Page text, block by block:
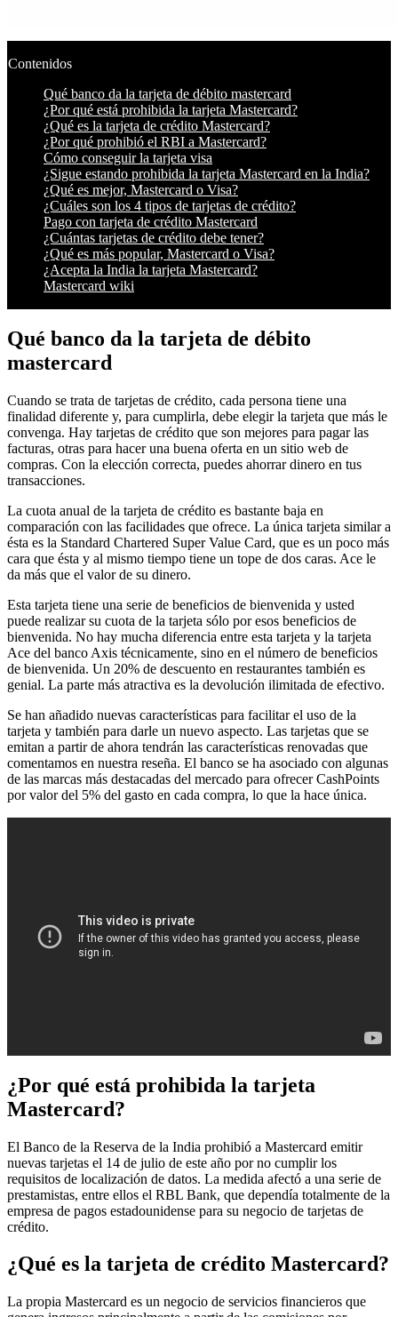
Contenidos
Qué banco da la tarjeta de débito mastercard
¿Por qué está prohibida la tarjeta Mastercard?
¿Qué es la tarjeta de crédito Mastercard?
¿Por qué prohibió el RBI a Mastercard?
Cómo conseguir la tarjeta visa
¿Sigue estando prohibida la tarjeta Mastercard en la India?
¿Qué es mejor, Mastercard o Visa?
¿Cuáles son los 4 tipos de tarjetas de crédito?
Pago con tarjeta de crédito Mastercard
¿Cuántas tarjetas de crédito debe tener?
¿Qué es más popular, Mastercard o Visa?
¿Acepta la India la tarjeta Mastercard?
Mastercard wiki
Qué banco da la tarjeta de débito
mastercard
Cuando se trata de tarjetas de crédito, cada persona tiene una
finalidad diferente y, para cumplirla, debe elegir la tarjeta que más le
convenga. Hay tarjetas de crédito que son mejores para pagar las
facturas, otras para hacer una buena oferta en un sitio web de
compras. Con la elección correcta, puedes ahorrar dinero en tus
transacciones.
La cuota anual de la tarjeta de crédito es bastante baja en
comparación con las facilidades que ofrece. La única tarjeta similar a
ésta es la Standard Chartered Super Value Card, que es un poco más
cara que ésta y al mismo tiempo tiene un tope de dos caras. Ace le
da más que el valor de su dinero.
Esta tarjeta tiene una serie de beneficios de bienvenida y usted
puede realizar su cuota de la tarjeta sólo por esos beneficios de
bienvenida. No hay mucha diferencia entre esta tarjeta y la tarjeta
Ace del banco Axis técnicamente, sino en el número de beneficios
de bienvenida. Un 20% de descuento en restaurantes también es
genial. La parte más atractiva es la devolución ilimitada de efectivo.
Se han añadido nuevas características para facilitar el uso de la
tarjeta y también para darle un nuevo aspecto. Las tarjetas que se
emitan a partir de ahora tendrán las características renovadas que
comentamos en nuestra reseña. El banco se ha asociado con algunas
de las marcas más destacadas del mercado para ofrecer CashPoints
por valor del 5% del gasto en cada compra, lo que la hace única.
¿Por qué está prohibida la tarjeta
Mastercard?
El Banco de la Reserva de la India prohibió a Mastercard emitir
nuevas tarjetas el 14 de julio de este año por no cumplir los
requisitos de localización de datos. La medida afectó a una serie de
prestamistas, entre ellos el RBL Bank, que dependía totalmente de la
empresa de pagos estadounidense para su negocio de tarjetas de
crédito.
¿Qué es la tarjeta de crédito Mastercard?
La propia Mastercard es un negocio de servicios financieros que